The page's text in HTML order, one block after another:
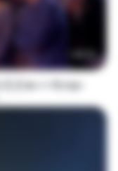
1:40:52
高清★✔✔8.mp4